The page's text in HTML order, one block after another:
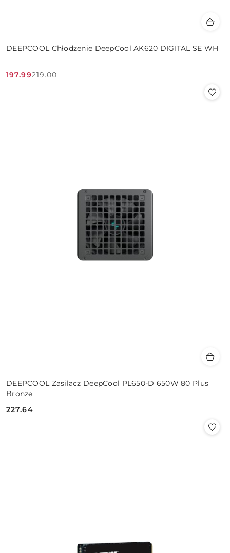
DEEPCOOL Chłodzenie DeepCool AK620 DIGITAL SE WH
Cena
197.99
Cena
219.00
DEEPCOOL Zasilacz DeepCool PL650-D 650W 80 Plus
Bronze
Cena:
227.64